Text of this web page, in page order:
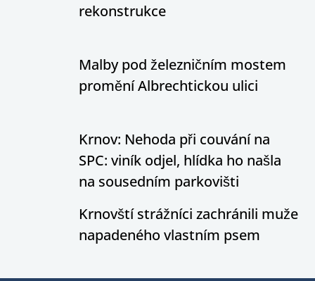
rekonstrukce
Malby pod železničním mostem
promění Albrechtickou ulici
Krnov: Nehoda při couvání na
SPC: viník odjel, hlídka ho našla
na sousedním parkovišti
Krnovští strážníci zachránili muže
napadeného vlastním psem